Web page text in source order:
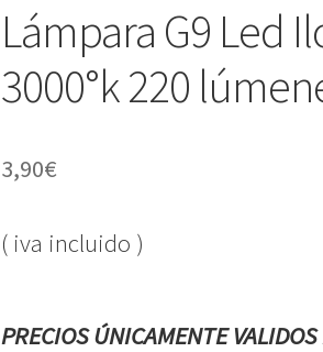
Lámpara G9 Led
3000°k 220
3,90€
( iva incluido )
PRECIOS ÚNICAMENTE